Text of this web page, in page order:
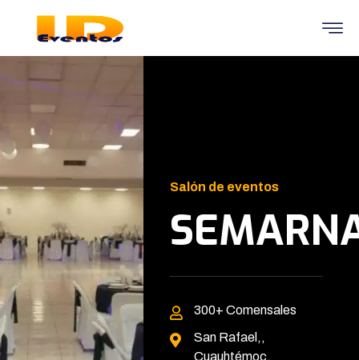
Salón de eventos
300+Comensales
San Rafael,,
Cuauhtémoc,